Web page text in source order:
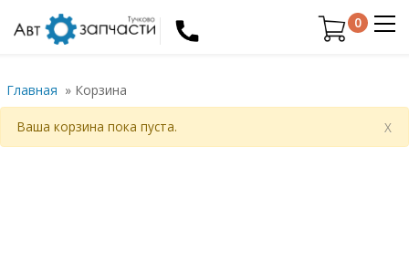
0
Главная » Корзина
Ваша корзина пока пуста. X